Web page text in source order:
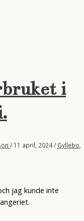
i
/ 11 april, 2024/ Gyllebo
jag kunde inte